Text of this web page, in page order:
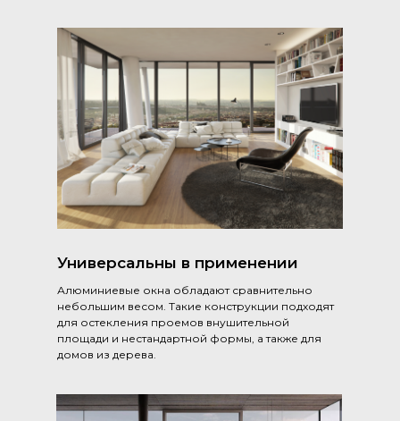
Универсальны в применении
Алюминиевые окна обладают сравнительно
небольшим весом. Такие конструкции подходят
для остекления проемов внушительной
площади и нестандартной формы, а также для
домов из дерева.